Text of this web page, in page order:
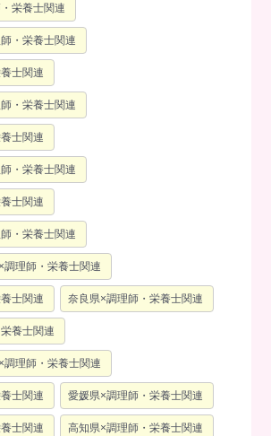
栄養士関連
・栄養士関連
士関連
・栄養士関連
士関連
・栄養士関連
士関連
・栄養士関連
調理師・栄養士関連
士関連 奈良県×調理師・栄養士関連
養士関連
調理師・栄養士関連
士関連 愛媛県×調理師・栄養士関連
士関連 高知県×調理師・栄養士関連